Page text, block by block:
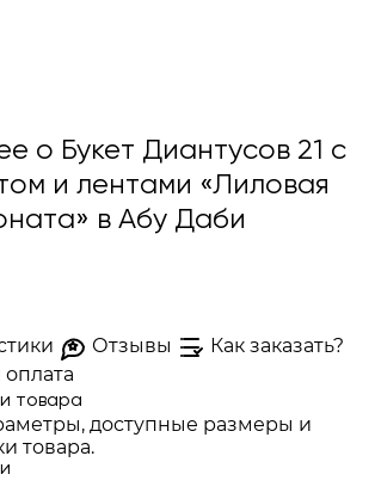
о Букет Диантусов 21 с
и лентами «Лиловая
в Абу Даби
Отзывы
Как заказать?
товара
доступные размеры и
товара.